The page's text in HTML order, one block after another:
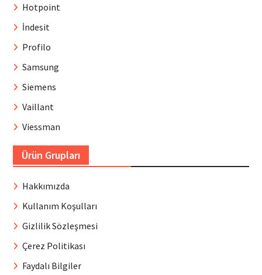
Hotpoint
İndesit
Profilo
Samsung
Siemens
Vaillant
Viessman
Ürün Grupları
Hakkımızda
Kullanım Koşulları
Gizlilik Sözleşmesi
Çerez Politikası
Faydalı Bilgiler